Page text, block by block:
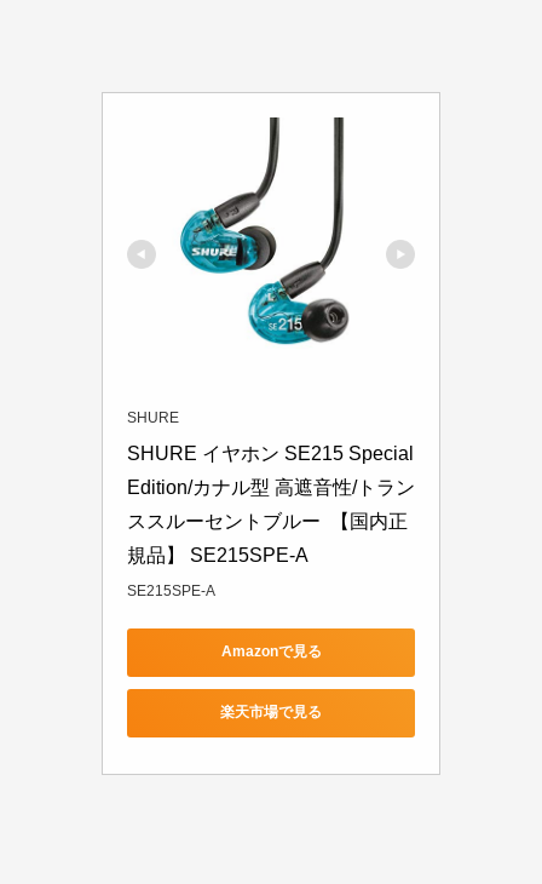
SHURE
SHURE イヤホン SE215 Special
Edition/カナル型 高遮音性/トラン
ススルーセントブルー  【国内正
規品】 SE215SPE-A
SE215SPE-A
Amazonで見る
楽天市場で見る